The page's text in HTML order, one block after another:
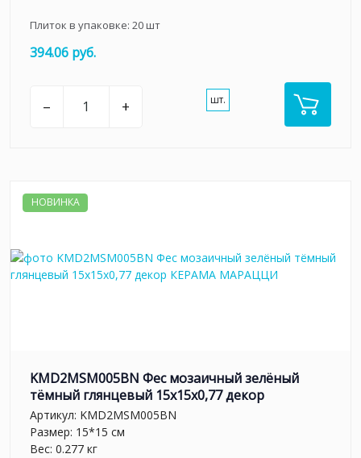
Плиток в упаковке: 20шт
394.06 руб.
– + шт.
НОВИНКА
KMD2MSM005BN Фес мозаичный зелёный
тёмный глянцевый 15x15x0,77 декор
Артикул: KMD2MSM005BN
Размер: 15*15 см
Вес: 0.277 кг